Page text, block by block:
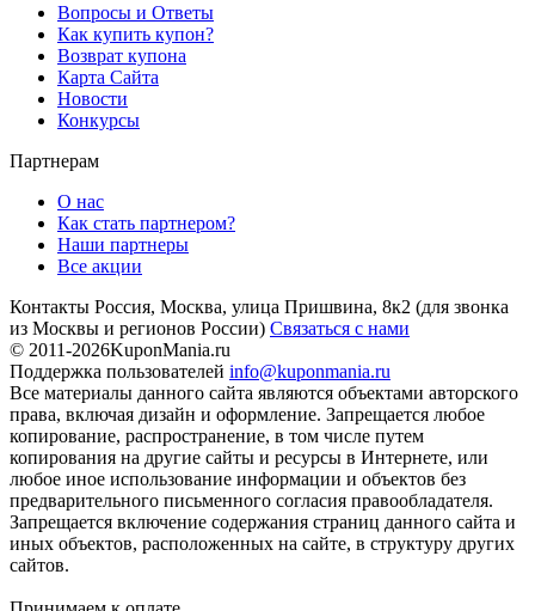
Вопросы и Ответы
Как купить купон?
Возврат купона
Карта Сайта
Новости
Конкурсы
Партнерам
О нас
Как стать партнером?
Наши партнеры
Все акции
Контакты Россия, Москва, улица Пришвина, 8к2 (для звонка
из Москвы и регионов России) Связаться с нами
© 2011-2026KuponMania.ru
Поддержка пользователей info@kuponmania.ru
Все материалы данного сайта являются объектами авторского
права, включая дизайн и оформление. Запрещается любое
копирование, распространение, в том числе путем
копирования на другие сайты и ресурсы в Интернете, или
любое иное использование информации и объектов без
предварительного письменного согласия правообладателя.
Запрещается включение содержания страниц данного сайта и
иных объектов, расположенных на сайте, в структуру других
сайтов.